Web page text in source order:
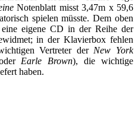
Notenblatt misst 3,47m x 59,6
spielen müsste. Dem oben
eigene CD in der Reihe der
in der Klavierbox fehlen
Vertreter der New York
Earle Brown), die wichtige
haben.